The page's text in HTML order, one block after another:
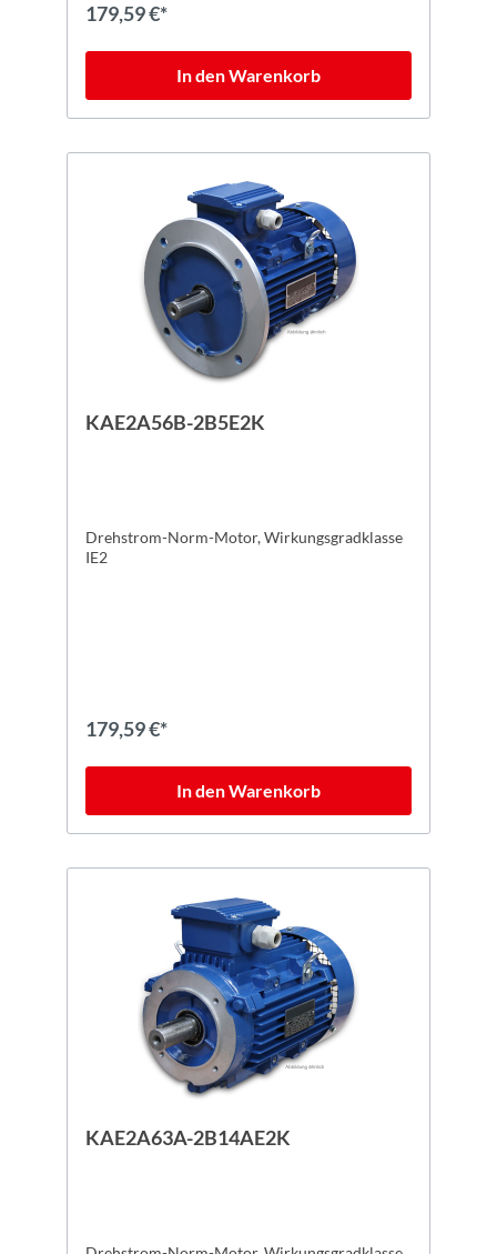
179,59 €*
In den Warenkorb
KAE2A56B-2B5E2K
Drehstrom-Norm-Motor, Wirkungsgradklasse
IE2
179,59 €*
In den Warenkorb
KAE2A63A-2B14AE2K